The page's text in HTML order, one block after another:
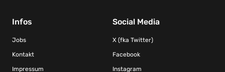
Infos
Jobs
Kontakt
Impressum
Social Media
X (fka Twitter)
Facebook
Instagram